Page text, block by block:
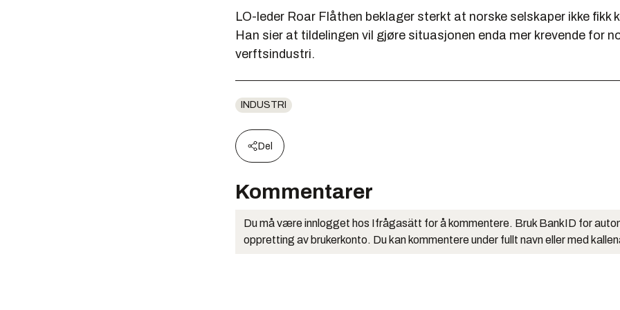
LO-leder Roar Flåthen beklager sterkt at norske selskaper ikke fikk
Han sier at tildelingen vil gjøre situasjonen enda mer krevende for
verftsindustri.
INDUSTRI
Del
Kommentarer
Du må være innlogget hos Ifrågasätt for å kommentere. Bruk BankID for
oppretting av brukerkonto. Du kan kommentere under fullt navn eller med